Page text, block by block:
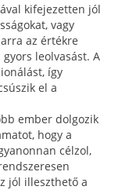
kifejezetten jól
vagy
az értékre
leolvasást. A
így
el a
ember dolgozik
hogy a
célzol,
jól illeszthető a